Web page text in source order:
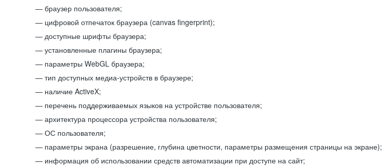
браузер пользователя;
цифровой отпечаток браузера (canvas fingerprint);
доступные шрифты браузера;
установленные плагины браузера;
параметры WebGL браузера;
тип доступных медиа-устройств в браузере;
наличие ActiveX;
перечень поддерживаемых языков на устройстве пользователя;
архитектура процессора устройства пользователя;
ОС пользователя;
параметры экрана (разрешение, глубина цветности, параметры размещения страницы на экране);
информация об использовании средств автоматизации при доступе на сайт;